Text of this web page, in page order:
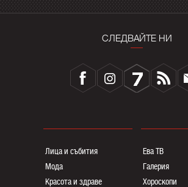
СЛЕДВАЙТЕ НИ
Лица и събития
Мода
Красота и здраве
Ева ТВ
Галерия
Хороскопи